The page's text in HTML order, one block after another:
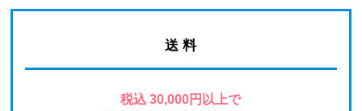
送 料
税込 30,000円以上で